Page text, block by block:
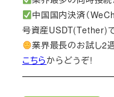
中国国内決済（
号資産USDT(Tether)
業界最長のお試し2
こちらからどうぞ!